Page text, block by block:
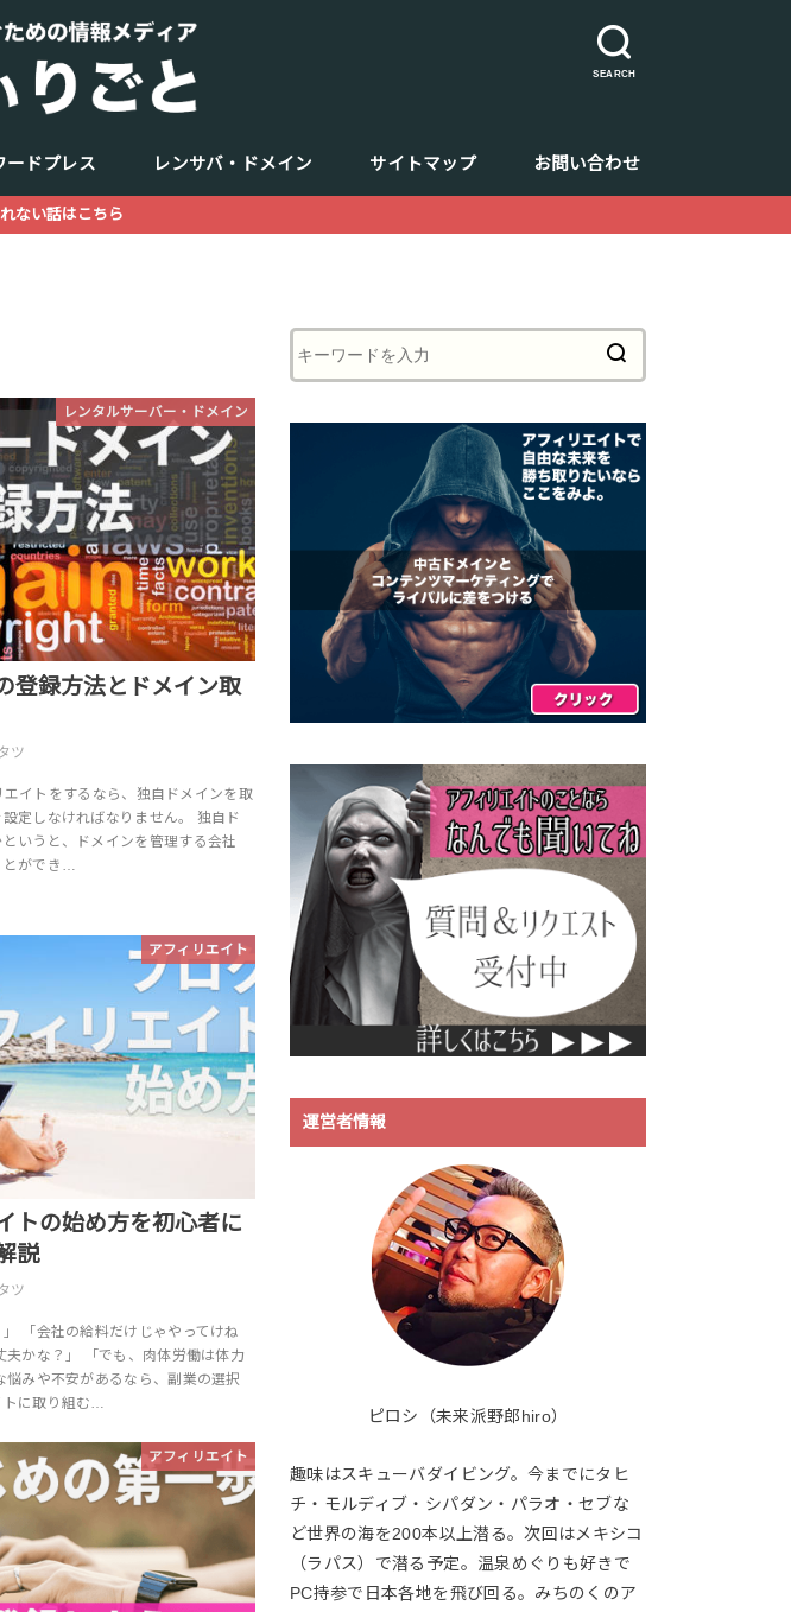
SEARCH
ール
ードプレス レンサバ・ドメイン サイトマップ お問い合わせ
ない話はこちら
レンタルサーバー・ドメイン
登録方法とドメイン取
ツ
イトをするなら、独自ドメインを取
定しなければなりません。 独自ド
いうと、ドメインを管理する会社
とができ…
アフィリエイト
トの始め方を初心者に
説
ツ
「会社の給料だけじゃやってけね
夫かな？」 「でも、肉体労働は体力
悩みや不安があるなら、副業の選択
に取り組む…
アフィリエイト
運営者情報
ピロシ（未来派野郎hiro）
趣味はスキューバダイビング。今までにタヒ
チ・モルディブ・シパダン・パラオ・セブな
ど世界の海を200本以上潜る。次回はメキシコ
（ラパス）で潜る予定。温泉めぐりも好きで
PC持参で日本各地を飛び回る。みちのくのア